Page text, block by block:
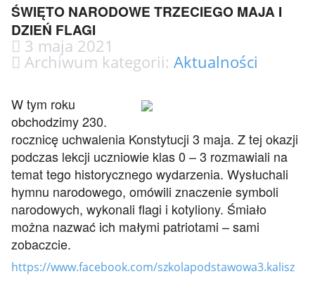
ŚWIĘTO NARODOWE TRZECIEGO MAJA I
DZIEŃ FLAGI
3 maja 2021
Archiwum kategorii: Aktualności
W tym roku
obchodzimy 230.
rocznicę uchwalenia Konstytucji 3 maja. Z tej okazji
podczas lekcji uczniowie klas 0 – 3 rozmawiali na
temat tego historycznego wydarzenia. Wysłuchali
hymnu narodowego, omówili znaczenie symboli
narodowych, wykonali flagi i kotyliony. Śmiało
można nazwać ich małymi patriotami – sami
zobaczcie.
https://www.facebook.com/szkolapodstawowa3.kalisz